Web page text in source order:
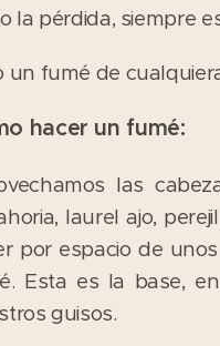
la pérdida, siempre
un fumé de
hacer un fumé:
las
laurel ajo,
por espacio de
Esta es la base,
guisos.